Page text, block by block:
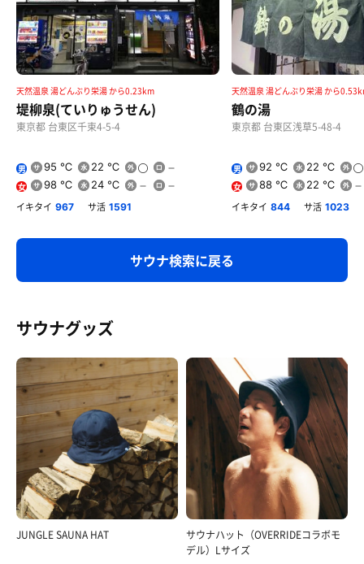
天然温泉 湯どんぶり栄湯 から0.23km
堤柳泉(ていりゅうせん)
東京都 台東区千束4-5-4
男 95 ℃ 22 ℃
女 98 ℃ 24 ℃
イキタイ 967 サ活 1591
天然温泉 湯どんぶり栄湯 から
鶴の湯
東京都 台東区浅草5-48-4
男 92 ℃ 22 ℃
女 88 ℃ 22 ℃
イキタイ 844 サ活 1023
サウナ検索に戻る
サウナグッズ
JUNGLE SAUNA HAT
サウナハット（OVERRIDEコラボモ
デル）Lサイズ